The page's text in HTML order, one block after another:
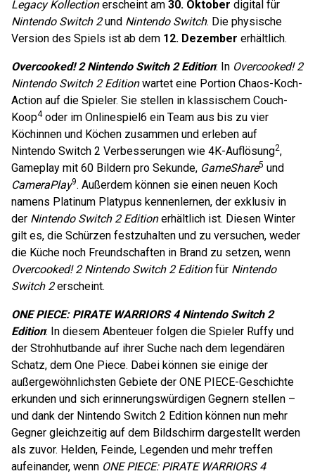
Legacy Kollectionerscheint am 30. Oktober digital für
Nintendo Switch 2und Nintendo Switch. Die physische
Version des Spiels ist ab dem 12. Dezember erhältlich.
Overcooked! 2 Nintendo Switch 2 Edition: In Overcooked!2
Nintendo Switch 2 Editionwartet eine Portion Chaos-Koch-
Action auf die Spieler. Sie stellen in klassischem Couch-
Koop4oder im Onlinespiel6 ein Team aus bis zu vier
Köchinnen und Köchen zusammen und erleben auf
Nintendo Switch 2 Verbesserungen wie 4K-Auflösung2,
Gameplay mit 60 Bildern pro Sekunde, GameShare5 und
CameraPlay9. Außerdem können sie einen neuen Koch
namens Platinum Platypus kennenlernen, der exklusiv in
der Nintendo Switch 2 Editionerhältlich ist. Diesen Winter
gilt es, die Schürzen festzuhalten und zu versuchen, weder
die Küche noch Freundschaften in Brand zu setzen, wenn
Overcooked! 2 Nintendo Switch 2 Editionfür Nintendo
Switch 2erscheint.
ONE PIECE: PIRATE WARRIORS 4 Nintendo Switch 2
Edition: In diesem Abenteuer folgen die Spieler Ruffy und
der Strohhutbande auf ihrer Suche nach dem legendären
Schatz, dem One Piece. Dabei können sie einige der
außergewöhnlichsten Gebiete der ONE PIECE-Geschichte
erkunden und sich erinnerungswürdigen Gegnern stellen –
und dank der Nintendo Switch 2 Edition können nun mehr
Gegner gleichzeitig auf dem Bildschirm dargestellt werden
als zuvor. Helden, Feinde, Legenden und mehr treffen
aufeinander, wenn ONE PIECE: PIRATE WARRIORS 4